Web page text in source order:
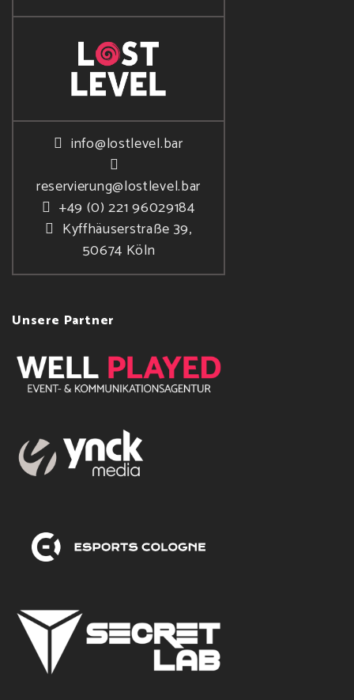
info@lostlevel.bar
reservierung@lostlevel.bar
+49 (0) 221 96029184
Kyffhäuserstraße 39,
50674 Köln
Unsere Partner